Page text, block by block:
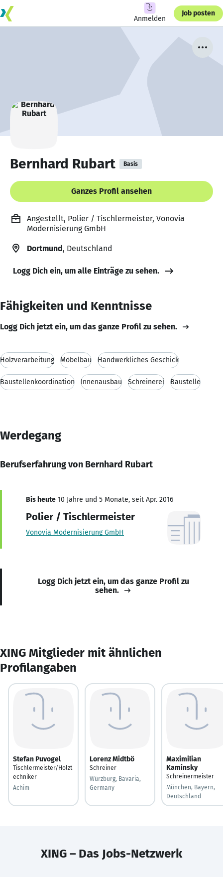
Anmelden
Job posten
Bernhard Rubart Basis
Ganzes Profil ansehen
Angestellt, Polier / Tischlermeister, Vonovia
Modernisierung GmbH
Dortmund, Deutschland
Logg Dich ein, um alle Einträge zu sehen.
Fähigkeiten und Kenntnisse
Logg Dich jetzt ein, um das ganze Profil zu sehen.
Holzverarbeitung Möbelbau Handwerkliches Geschick
Baustellenkoordination Innenausbau Schreinerei Baustelle
Werdegang
Berufserfahrung von Bernhard Rubart
Bis heute 10 Jahre und 5 Monate, seit Apr. 2016
Polier / Tischlermeister
Vonovia Modernisierung GmbH
Logg Dich jetzt ein, um das ganze Profil zu
sehen.
XING Mitglieder mit ähnlichen
Profilangaben
Stefan Puvogel
Tischlermeister/Holzt
echniker
Achim
Lorenz Midtbö
Schreiner
Würzburg, Bavaria,
Germany
Maximilian
Kaminsky
Schreinermeister
München, Bayern,
Deutschland
XING – Das Jobs-Netzwerk